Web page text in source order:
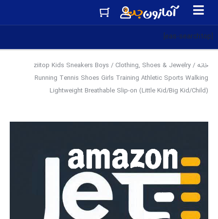
[eas-searchtop]
خانه /
Clothing, Shoes & Jewelry
/ ziitop Kids Sneakers Boys
Running Tennis Shoes Girls Training Athletic Sports Walking
Lightweight Breathable Slip-on (Little Kid/Big Kid/Child)